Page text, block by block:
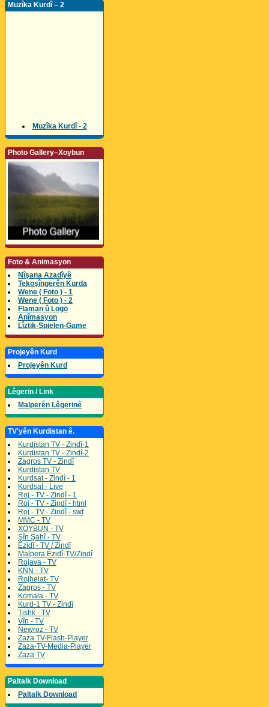
Muzîka Kurdî – 2
Muzîka Kurdî - 2
Photo Gallery–Xoybun
Foto & Animasyon
Nîşana Azadîyê
Tekoşîngerên Kurda
Wene ( Foto ) - 1
Wene ( Foto ) - 2
Flaman û Logo
Anîmasyon
Lîztik-Spielen-Game
Projeyên Kurd
Projeyên Kurd
Lêgerin / Link
Malperên Lêgerinê
TV'yên Kurdistan ê.
Kurdistan TV - Zindî-1
Kurdistan TV - Zindî-2
Zagros TV - Zindî
Kurdistan TV
Kurdsat - Zindî - 1
Kurdsat - Live
Roj - TV - Zindî - 1
Roj - TV - Zindî - html
Roj - TV - Zindî - swf
MMC - TV
XOYBUN - TV
Şîn Şahî - TV
Êzidî - TV / Zindî
Malpera Êzidî-TV/Zindî
Rojava - TV
KNN - TV
Rojhelat- TV
Zagros - TV
Komala - TV
Kurd-1 TV - Zindî
Tishk - TV
Vîn - TV
Newroz - TV
Zaza TV-Flash-Player
Zaza-TV-Media-Player
Zaza TV
Paltalk Download
Paltalk Download